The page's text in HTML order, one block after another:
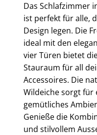
Das Schlafzimmer
ist perfekt für alle,
Design legen. Die
ideal mit den
vier Türen bietet
Stauraum für all
Accessoires. Die
Wildeiche sorgt für
gemütliches
Genieße die
und stilvollem